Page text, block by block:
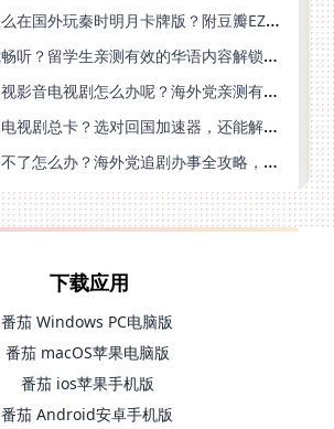
海外党必看：怎么在国外玩秦时明月卡牌版？附豆瓣EZCast地区限制破解法
海外怎么听酷我畅听？留学生亲测有效的华语内容解锁指南
在国外看不了央视影音电视剧怎么办呢？海外党亲测有效的回国加速方案
海外华人看国内电视剧总卡？选对回国加速器，还能解决菲律宾打不开反诈中心的问题
探花在比利时用不了怎么办？海外党追剧办事全攻略，选对加速器就够了
下载应用
番茄 Windows PC电脑版
番茄 macOS苹果电脑版
番茄 ios苹果手机版
番茄 Android安卓手机版